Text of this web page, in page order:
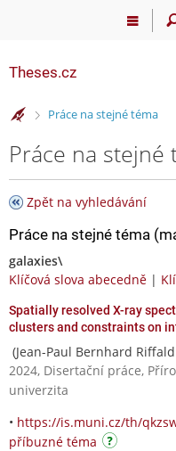
Theses.cz
>Práce na stejné téma
Práce na stejné
Zpět na vyhledávání
Práce na stejné téma
galaxies\
Klíčová slova abecedně |
Spatially resolved X-ray
clusters and constraints on
(Jean-Paul Bernhard
2024, Disertační práce,
univerzita
• https://is.muni.cz/th/
příbuzné téma